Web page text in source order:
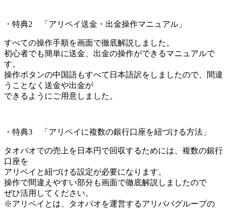
・特典2 「アリペイ送金・出金操作マニュアル」
すべての操作手順を画面で徹底解説しました。
初心者でも簡単に送金、出金の操作ができるマニュアルで
す。
操作ボタンの中国語もすべて日本語訳をしましたので、間違
うことなく送金や出金が
できるようにご用意しました。
・特典3 「アリペイに複数の銀行口座を紐づける方法」
タオバオでの売上を日本円で回収するためには、複数の銀行
口座を
アリペイと紐づける設定が必要になります。
操作で間違えやすい部分も画面で徹底解説しましたので
ぜひ活用してください。
※アリペイとは、タオバオを運営するアリババグループの